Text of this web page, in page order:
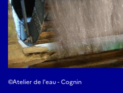
©Atelier de l'eau - Cognin